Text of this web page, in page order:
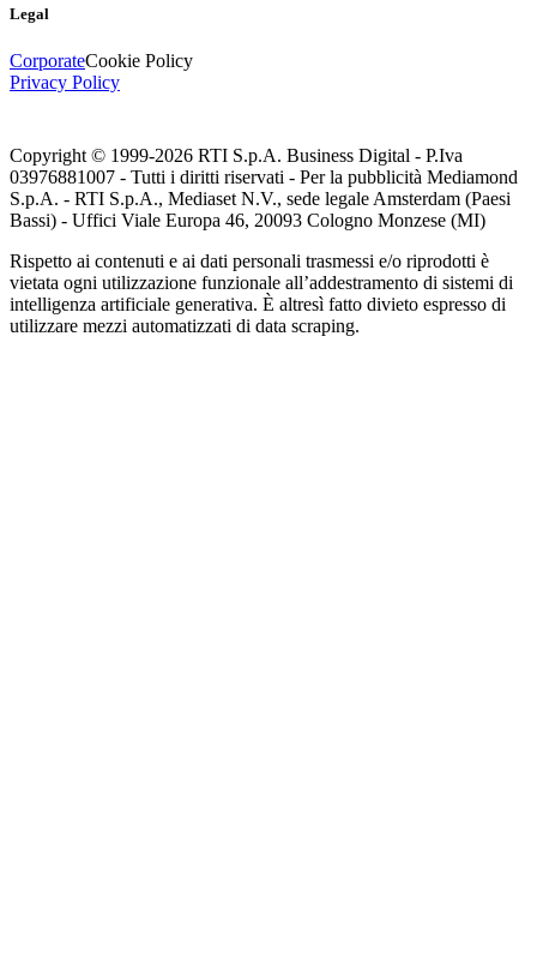
Legal
CorporateCookie Policy
Privacy Policy
Copyright © 1999-2026 RTI S.p.A. Business Digital - P.Iva
03976881007 - Tutti i diritti riservati - Per la pubblicità Mediamond
S.p.A. - RTI S.p.A., Mediaset N.V., sede legale Amsterdam (Paesi
Bassi) - Uffici Viale Europa 46, 20093 Cologno Monzese (MI)
Rispetto ai contenuti e ai dati personali trasmessi e/o riprodotti è
vietata ogni utilizzazione funzionale all’addestramento di sistemi di
intelligenza artificiale generativa. È altresì fatto divieto espresso di
utilizzare mezzi automatizzati di data scraping.